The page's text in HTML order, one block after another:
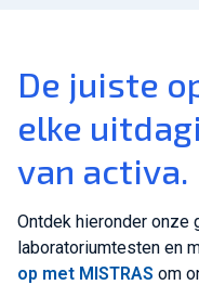
De juiste
elke
van activa.
Ontdek hieronder
laboratoriumtesten en
op met MISTRAS om